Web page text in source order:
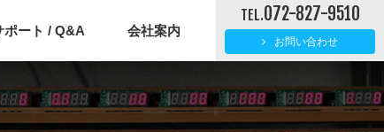
ポート / Q&A 会社案内
TEL.072-827-9510
お問い合わせ